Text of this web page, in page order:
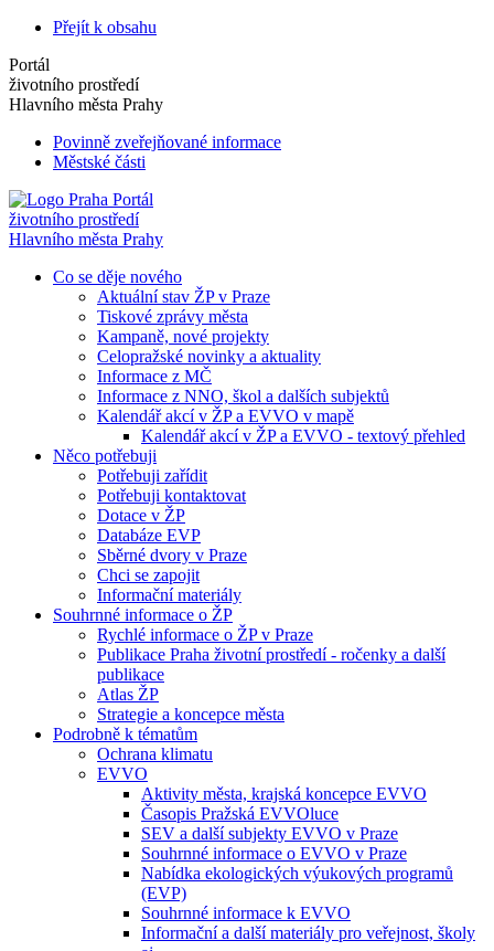
Přejít k obsahu
Portál
životního prostředí
Hlavního města Prahy
Povinně zveřejňované informace
Městské části
Portál
životního prostředí
Hlavního města Prahy
Co se děje nového
Aktuální stav ŽP v Praze
Tiskové zprávy města
Kampaně, nové projekty
Celopražské novinky a aktuality
Informace z MČ
Informace z NNO, škol a dalších subjektů
Kalendář akcí v ŽP a EVVO v mapě
Kalendář akcí v ŽP a EVVO - textový přehled
Něco potřebuji
Potřebuji zařídit
Potřebuji kontaktovat
Dotace v ŽP
Databáze EVP
Sběrné dvory v Praze
Chci se zapojit
Informační materiály
Souhrnné informace o ŽP
Rychlé informace o ŽP v Praze
Publikace Praha životní prostředí - ročenky a další
publikace
Atlas ŽP
Strategie a koncepce města
Podrobně k tématům
Ochrana klimatu
EVVO
Aktivity města, krajská koncepce EVVO
Časopis Pražská EVVOluce
SEV a další subjekty EVVO v Praze
Souhrnné informace o EVVO v Praze
Nabídka ekologických výukových programů
(EVP)
Souhrnné informace k EVVO
Informační a další materiály pro veřejnost, školy